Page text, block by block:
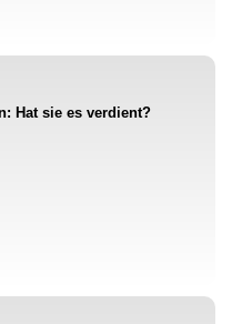
Hat sie es verdient?